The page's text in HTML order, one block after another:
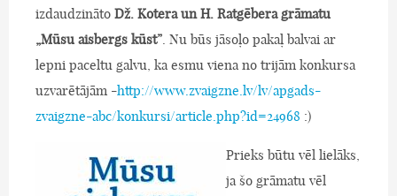
izdaudzināto Dž. Kotera un H. Ratgēbera grāmatu
„Mūsu aisbergs kūst” . Nu būs jāsoļo pakaļ balvai ar
lepni paceltu galvu, ka esmu viena no trijām konkursa
uzvarētājām -http://www.zvaigzne.lv/lv/apgads-
zvaigzne-abc/konkursi/article.php?id=24968 :)
Prieks būtu vēl lielāks,
ja šo grāmatu vēl